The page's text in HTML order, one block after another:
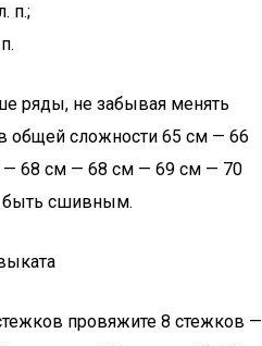
п.;
ряды, не забывая менять
общей сложности 65 см — 66
68 см — 68 см — 69 см — 70
быть сшивным.
провяжите 8 стежков —